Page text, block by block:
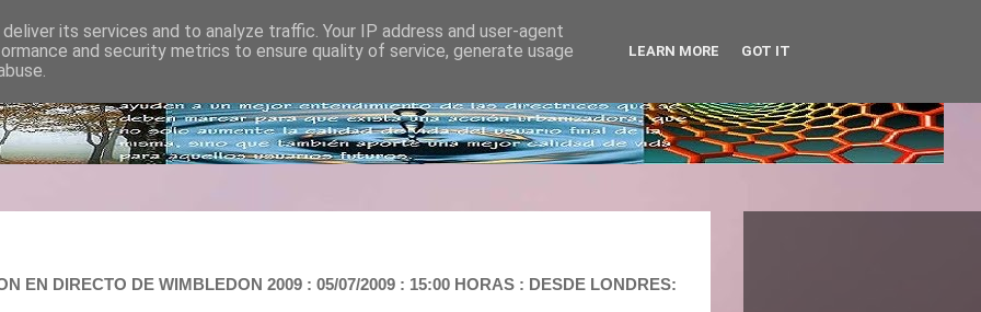
EN DIRECTO DE WIMBLEDON 2009 : 05/07/2009 : 15:00 HORAS : DESDE LONDRES:
its services and to analyze traffic. Your IP address and user-agent
and security metrics to ensure quality of service, generate usage
LEARN MORE GOT IT